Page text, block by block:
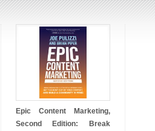
Epic Content Marketing,
Second Edition: Break